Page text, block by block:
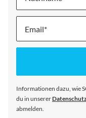
Melde
für
Informationen dazu, wie
du in unserer
abmelden.